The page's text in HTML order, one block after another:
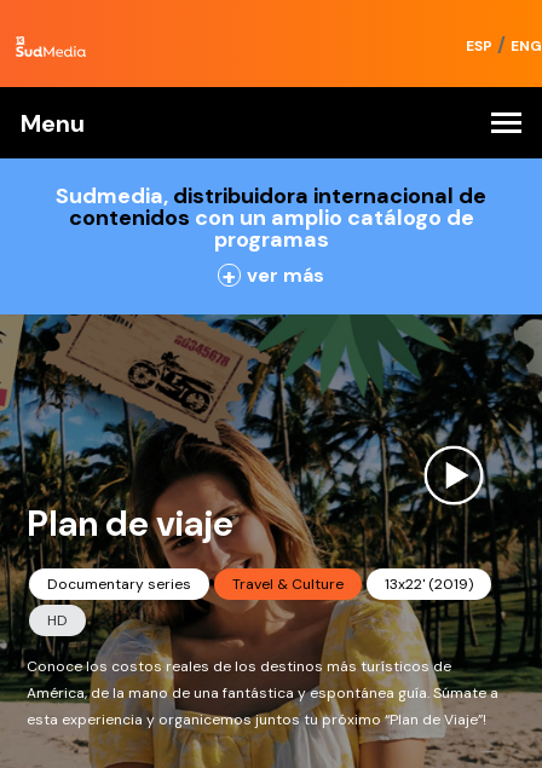
ESP / ENG
Menu
Sudmedia, distribuidora internacional de
contenidos con un amplio catálogo de
programas
+ ver más
Plan de viaje
Documentary series Travel & Culture
13x22' (2019)
HD
Conoce los costos reales de los destinos más turísticos de
América, de la mano de una fantástica y espontánea guía. Súmate a
esta experiencia y organicemos juntos tu próximo “Plan de Viaje”!